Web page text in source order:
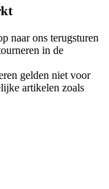
naar ons terugsturen
in de
gelden niet voor
artikelen zoals